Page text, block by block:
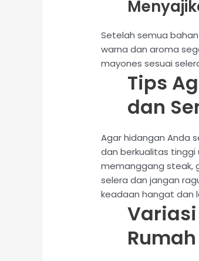
Setelah semua
warna dan aroma
mayones sesuai
Tips
dan
Agar hidangan Anda
dan berkualitas
memanggang steak,
selera dan jangan
keadaan hangat dan
Variasi
Rumah